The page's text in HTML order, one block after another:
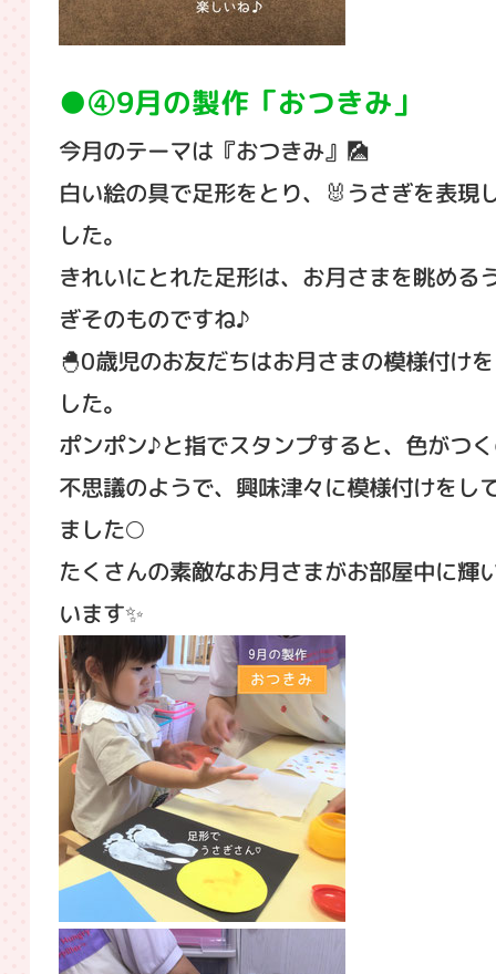
④9月の製作「おつきみ」
今月のテーマは『おつきみ』🎑
白い絵の具で足形をとり、🐰うさぎを表現
した。
きれいにとれた足形は、お月さまを眺める
ぎそのものですね♪
🐣0歳児のお友だちはお月さまの模様付け
した。
ポンポン♪と指でスタンプすると、色がつ
不思議のようで、興味津々に模様付けをし
ました🌕
たくさんの素敵なお月さまがお部屋中に輝
います✨